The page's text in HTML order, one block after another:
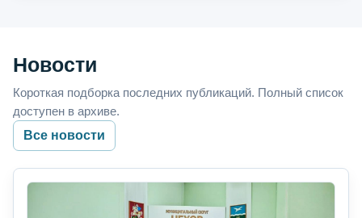
Новости
Короткая подборка последних публикаций. Полный список
доступен в архиве.
Все новости